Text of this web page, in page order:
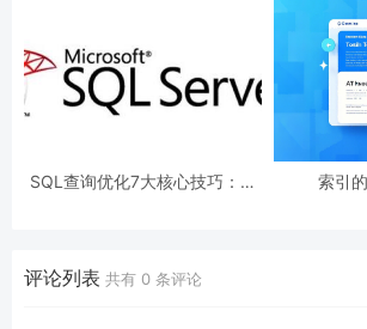
SQL查询优化7大核心技巧：从
索引
评论列表 共有 0 条评论